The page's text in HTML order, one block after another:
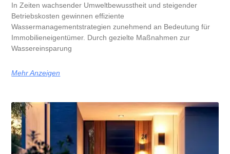
In Zeiten wachsender Umweltbewusstheit und steigender
Betriebskosten gewinnen effiziente
Wassermanagementstrategien zunehmend an Bedeutung für
Immobilieneigentümer. Durch gezielte Maßnahmen zur
Wassereinsparung
Mehr Anzeigen